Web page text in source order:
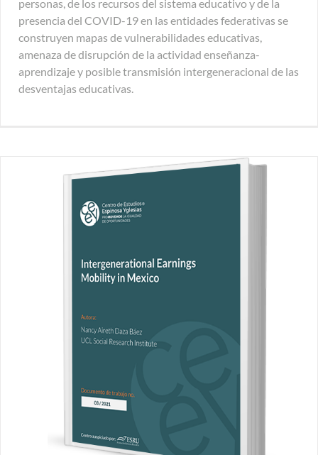
personas, de los recursos del sistema educativo y de la
presencia del COVID-19 en las entidades federativas se
construyen mapas de vulnerabilidades educativas,
amenaza de disrupción de la actividad enseñanza-
aprendizaje y posible transmisión intergeneracional de las
desventajas educativas.